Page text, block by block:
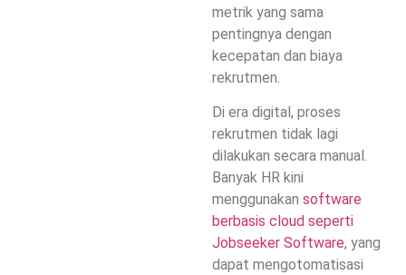
metrik yang sama
pentingnya dengan
kecepatan dan biaya
rekrutmen.
Di era digital, proses
rekrutmen tidak lagi
dilakukan secara manual.
Banyak HR kini
menggunakan software
berbasis cloud seperti
Jobseeker Software, yang
dapat mengotomatisasi